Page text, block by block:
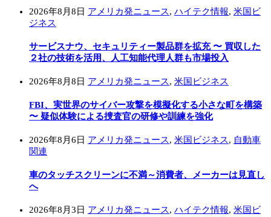
2026年8月8日 アメリカ発ニュース, ハイテク情報, 米国ビ
ジネス
サービスナウ、セキュリティー製品群を拡充 〜 買収した
２社の技術を活用、人工知能代理人群も市場投入
2026年8月8日 アメリカ発ニュース, 米国ビジネス
FBI、実世界のサイバー攻撃を模擬化する小さな町を構築
〜 疑似体験による捜査官の研修や訓練を強化
2026年8月6日 アメリカ発ニュース, 米国ビジネス, 自動車
関連
車のタッチスクリーンに不満～消費者、メーカーは見直し
へ
2026年8月3日 アメリカ発ニュース, ハイテク情報, 米国ビ